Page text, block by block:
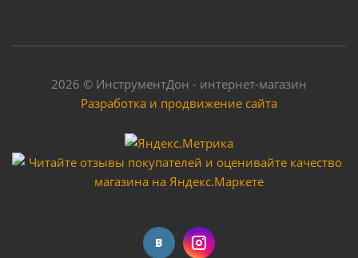
2026 © ИнструментДон - интернет-магазин
Разработка и продвижение сайта